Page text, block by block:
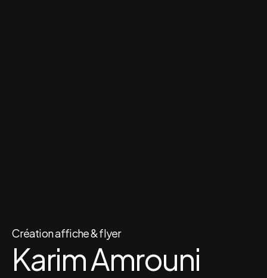
Création affiche & flyer
Karim Amrouni